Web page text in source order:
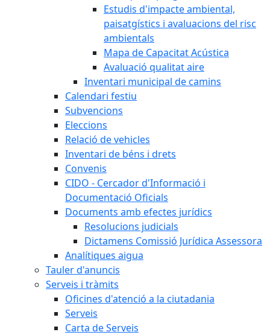
Estudis d'impacte ambiental,
paisatgístics i avaluacions del risc
ambientals
Mapa de Capacitat Acústica
Avaluació qualitat aire
Inventari municipal de camins
Calendari festiu
Subvencions
Eleccions
Relació de vehicles
Inventari de béns i drets
Convenis
CIDO - Cercador d'Informació i
Documentació Oficials
Documents amb efectes jurídics
Resolucions judicials
Dictamens Comissió Jurídica Assessora
Analítiques aigua
Tauler d'anuncis
Serveis i tràmits
Oficines d'atenció a la ciutadania
Serveis
Carta de Serveis